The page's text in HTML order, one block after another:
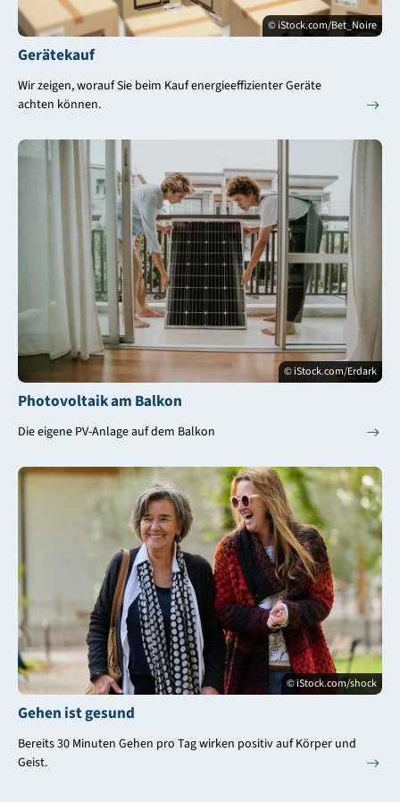
© iStock.com/Bet_Noire
Gerätekauf
Wir zeigen, worauf Sie beim Kauf energieeffizienter Geräte
achten können.
© iStock.com/Erdark
Photovoltaik am Balkon
Die eigene PV-Anlage auf dem Balkon
© iStock.com/shock
Gehen ist gesund
Bereits 30 Minuten Gehen pro Tag wirken positiv auf Körper und
Geist.